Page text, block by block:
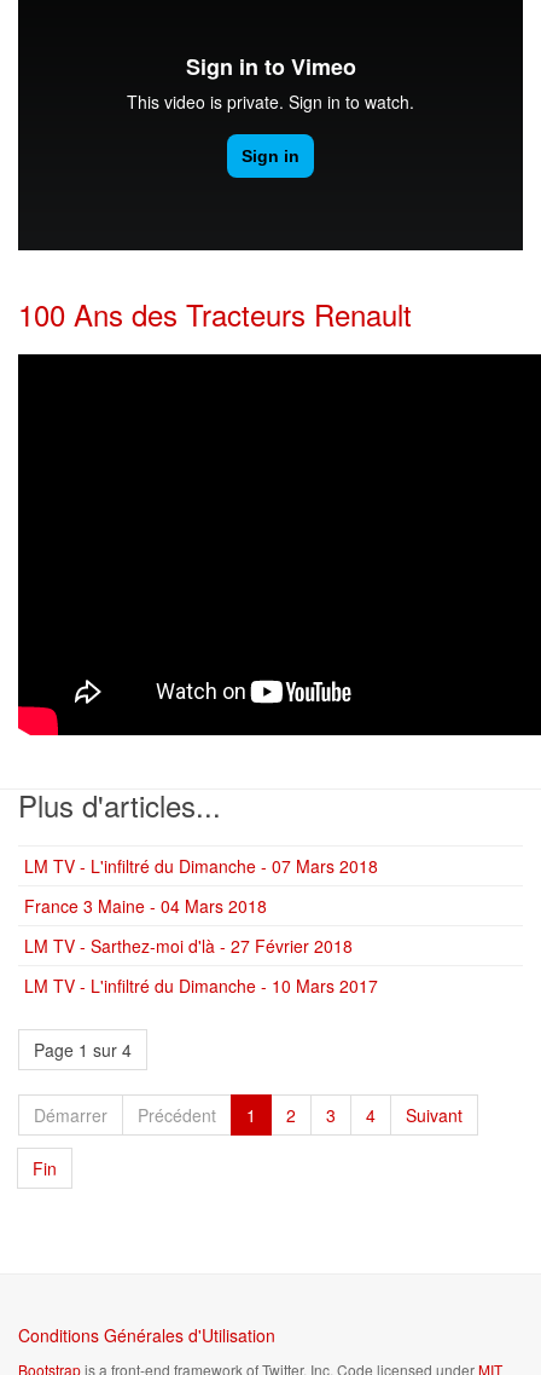
100 Ans des Tracteurs Renault
Plus d'articles...
LM TV - L'infiltré du Dimanche - 07 Mars 2018
France 3 Maine - 04 Mars 2018
LM TV - Sarthez-moi d'là - 27 Février 2018
LM TV - L'infiltré du Dimanche - 10 Mars 2017
Page 1 sur 4
Démarrer Précédent 1 2 3 4 Suivant
Fin
Conditions Générales d'Utilisation
Bootstrapis a front-end framework of Twitter, Inc. Code licensed underMIT